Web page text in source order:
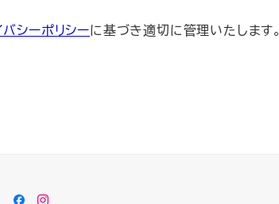
バシーポリシーに基づき適切に管理いたします。
Twitter
Facebook
Instagram